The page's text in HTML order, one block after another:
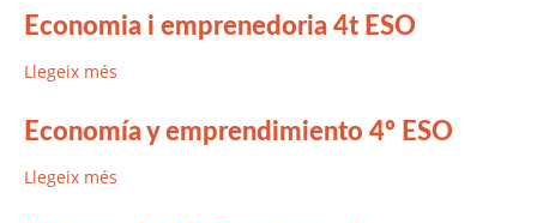
Economia i emprenedoria 4t ESO
Llegeix més
Economía y emprendimiento 4º ESO
Llegeix més